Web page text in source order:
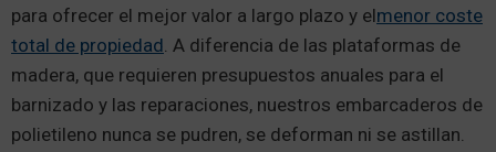
para ofrecer el mejor valor a largo plazo y elmenor coste
total de propiedad. A diferencia de las plataformas de
madera, que requieren presupuestos anuales para el
barnizado y las reparaciones, nuestros embarcaderos de
polietileno nunca se pudren, se deforman ni se astillan.